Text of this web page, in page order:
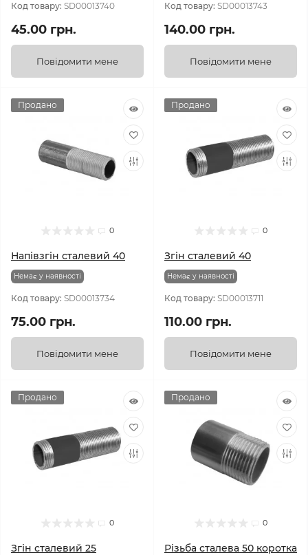
Код товару: SD00013740
45.00 грн.
Повідомити мене
Код товару: SD00013743
140.00 грн.
Повідомити мене
Продано
0
Напівзгін сталевий 40
Немає у наявності
Код товару: SD00013734
75.00 грн.
Повідомити мене
Продано
0
Згін сталевий 40
Немає у наявності
Код товару: SD00013711
110.00 грн.
Повідомити мене
Продано
0
Згін сталевий 25
Продано
0
Різьба сталева 50 коротка